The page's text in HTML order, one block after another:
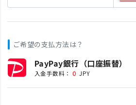
ご希望の支払方法は？
PayPay銀行（口座振替）
入金手数料： 0 JPY